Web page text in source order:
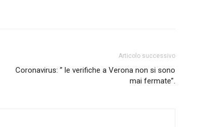
Articolo successivo
Coronavirus: ” le verifiche a Verona non si sono
mai fermate”.